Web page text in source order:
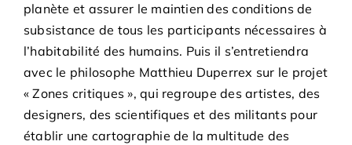
planète et assurer le maintien des conditions de
subsistance de tous les participants nécessaires à
l’habitabilité des humains. Puis il s’entretiendra
avec le philosophe Matthieu Duperrex sur le projet
« Zones critiques », qui regroupe des artistes, des
designers, des scientifiques et des militants pour
établir une cartographie de la multitude des